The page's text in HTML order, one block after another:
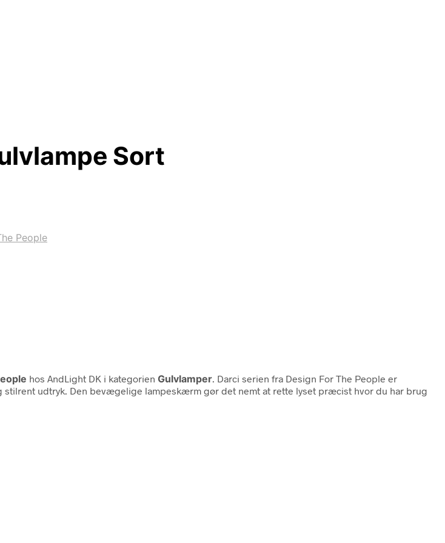
Sort
People
hos AndLight DK i kategorien Gulvlamper . Darci serien fra Design For The People er
udtryk. Den bevægelige lampeskærm gør det nemt at rette lyset præcist hvor du har brug